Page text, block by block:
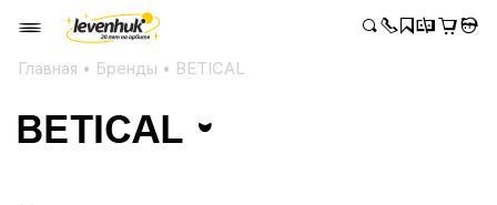
Главная Бренды BETICAL